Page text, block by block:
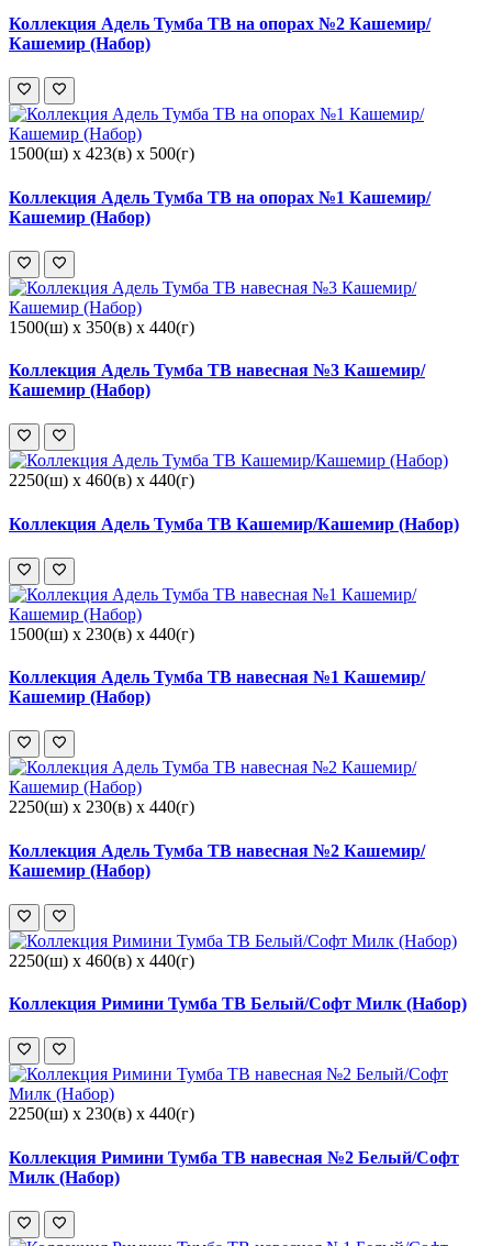
Коллекция Адель Тумба ТВ на опорах №2 Кашемир/
Кашемир (Набор)
1500(ш) x 423(в) x 500(г)
Коллекция Адель Тумба ТВ на опорах №1 Кашемир/
Кашемир (Набор)
1500(ш) x 350(в) x 440(г)
Коллекция Адель Тумба ТВ навесная №3 Кашемир/
Кашемир (Набор)
2250(ш) x 460(в) x 440(г)
Коллекция Адель Тумба ТВ Кашемир/Кашемир (Набор)
1500(ш) x 230(в) x 440(г)
Коллекция Адель Тумба ТВ навесная №1 Кашемир/
Кашемир (Набор)
2250(ш) x 230(в) x 440(г)
Коллекция Адель Тумба ТВ навесная №2 Кашемир/
Кашемир (Набор)
2250(ш) x 460(в) x 440(г)
Коллекция Римини Тумба ТВ Белый/Софт Милк (Набор)
2250(ш) x 230(в) x 440(г)
Коллекция Римини Тумба ТВ навесная №2 Белый/Софт
Милк (Набор)